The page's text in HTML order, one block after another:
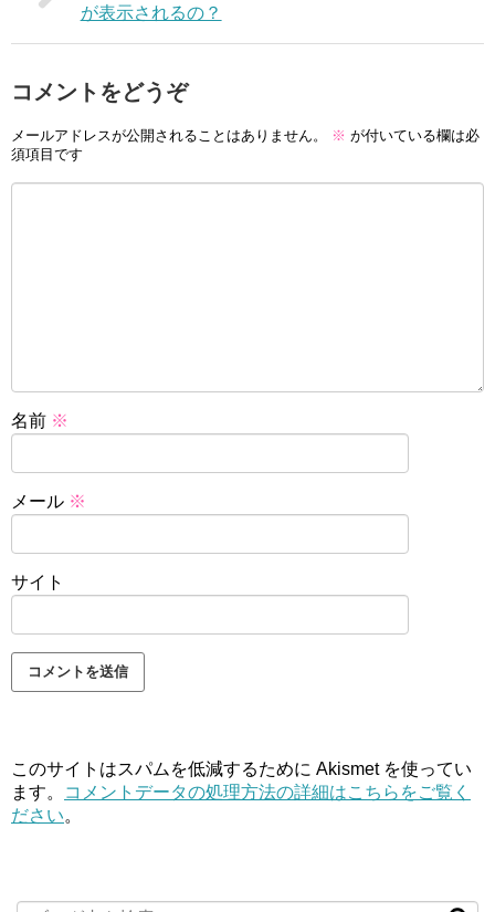
が表示されるの？
コメントをどうぞ
メールアドレスが公開されることはありません。 ※ が付いている欄は必
須項目です
名前 ※
メール ※
サイト
このサイトはスパムを低減するために Akismet を使ってい
ます。
コメントデータの処理方法の詳細はこちらをご覧く
ださい。